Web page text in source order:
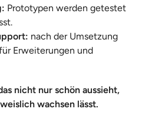
Prototypen werden getestet
nach der Umsetzung
Erweiterungen und
nicht nur schön aussieht,
wachsen lässt.